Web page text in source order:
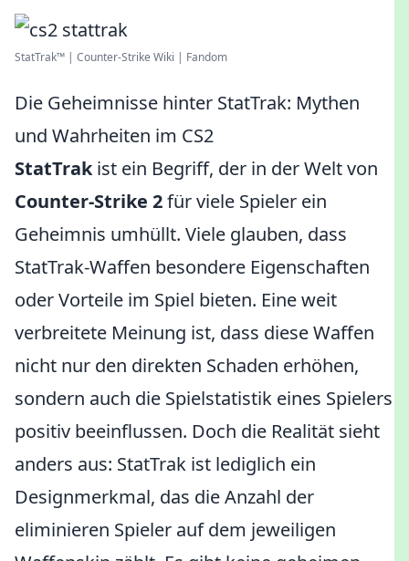
StatTrak™ | Counter-Strike Wiki | Fandom
Die Geheimnisse hinter StatTrak: Mythen
und Wahrheiten im CS2
StatTrakist ein Begriff, der in der Welt von
Counter-Strike 2für viele Spieler ein
Geheimnis umhüllt. Viele glauben, dass
StatTrak-Waffen besondere Eigenschaften
oder Vorteile im Spiel bieten. Eine weit
verbreitete Meinung ist, dass diese Waffen
nicht nur den direkten Schaden erhöhen,
sondern auch die Spielstatistik eines Spielers
positiv beeinflussen. Doch die Realität sieht
anders aus: StatTrak ist lediglich ein
Designmerkmal, das die Anzahl der
eliminieren Spieler auf dem jeweiligen